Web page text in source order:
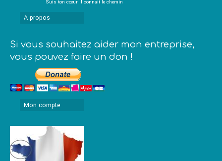
Suis ton cœur il connait le chemin
A propos
Si vous souhaitez aider mon entreprise,
vous pouvez faire un don !
Mon compte